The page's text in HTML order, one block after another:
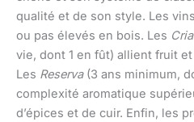
qualité et de son style. Les vins
ou pas élevés en bois. Les
vie, dont 1 en fût) allient fruit
Les Reserva(3 ans minimum,
complexité aromatique
d’épices et de cuir. Enfin, les